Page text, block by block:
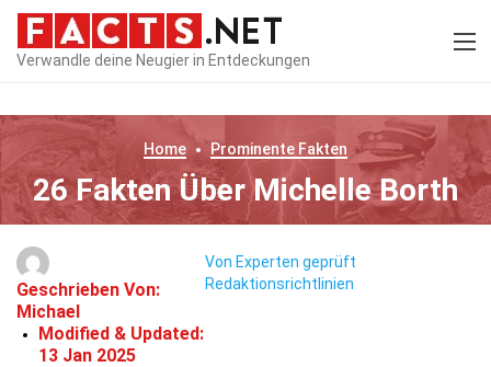
Verwandle deine Neugier in Entdeckungen
Home Prominente Fakten
26 Fakten Über Michelle Borth
Geschrieben Von:
Michael
Modified & Updated:
13 Jan 2025
Von Experten geprüft
Redaktionsrichtlinien